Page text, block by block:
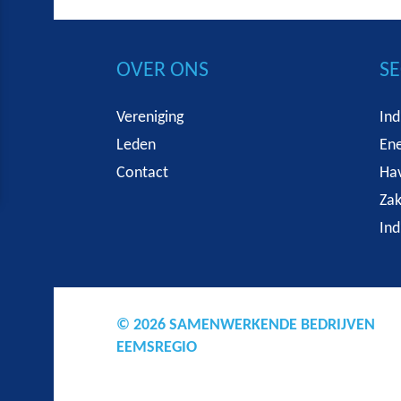
OVER ONS
Vereniging
Leden
Contact
© 2026 SAMENWERKENDE BEDRIJVEN
EEMSREGIO